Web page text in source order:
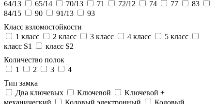
64/13
65/14 70/13 71 72/12 74 77
83
84/15
90 91/13
93
Класс взломостойкости
1 класс
2 класс 3 класс 4 класс
5 класс
класс S1
класс S2
Количество полок
1
2 3
4
Тип замка
Два ключевых
Ключевой
Ключевой +
механический
Кодовый электронный Кодовый